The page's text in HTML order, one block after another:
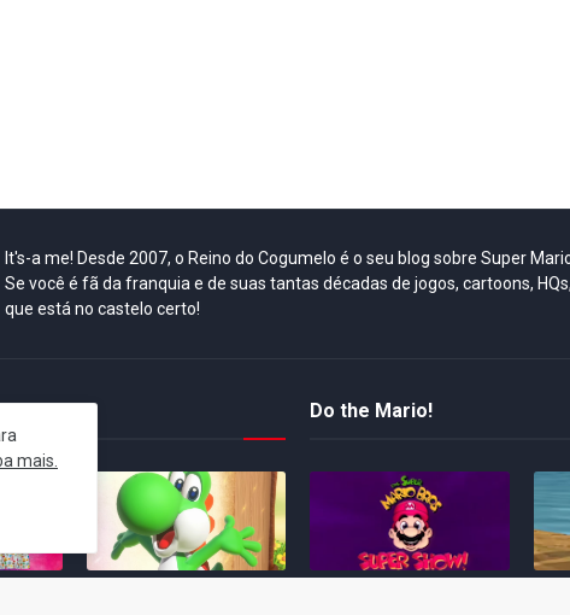
It's-a me! Desde 2007, o Reino do Cogumelo é o seu blog sobre Super
Se você é fã da franquia e de suas tantas décadas de jogos, cartoons,
que está no castelo certo!
Do the Mario!
mais.